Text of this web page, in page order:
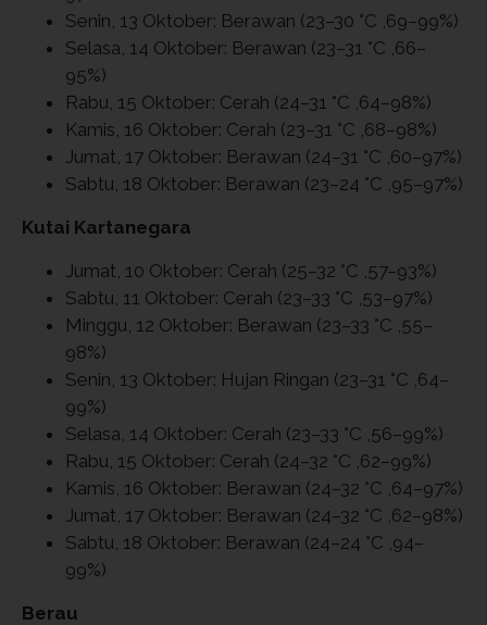
Senin, 13 Oktober: Berawan (23–30 °C ,69–99%)
Selasa, 14 Oktober: Berawan (23–31 °C ,66–
95%)
Rabu, 15 Oktober: Cerah (24–31 °C ,64–98%)
Kamis, 16 Oktober: Cerah (23–31 °C ,68–98%)
Jumat, 17 Oktober: Berawan (24–31 °C ,60–97%)
Sabtu, 18 Oktober: Berawan (23–24 °C ,95–97%)
Kutai Kartanegara
Jumat, 10 Oktober: Cerah (25–32 °C ,57–93%)
Sabtu, 11 Oktober: Cerah (23–33 °C ,53–97%)
Minggu, 12 Oktober: Berawan (23–33 °C ,55–
98%)
Senin, 13 Oktober: Hujan Ringan (23–31 °C ,64–
99%)
Selasa, 14 Oktober: Cerah (23–33 °C ,56–99%)
Rabu, 15 Oktober: Cerah (24–32 °C ,62–99%)
Kamis, 16 Oktober: Berawan (24–32 °C ,64–97%)
Jumat, 17 Oktober: Berawan (24–32 °C ,62–98%)
Sabtu, 18 Oktober: Berawan (24–24 °C ,94–
99%)
Berau